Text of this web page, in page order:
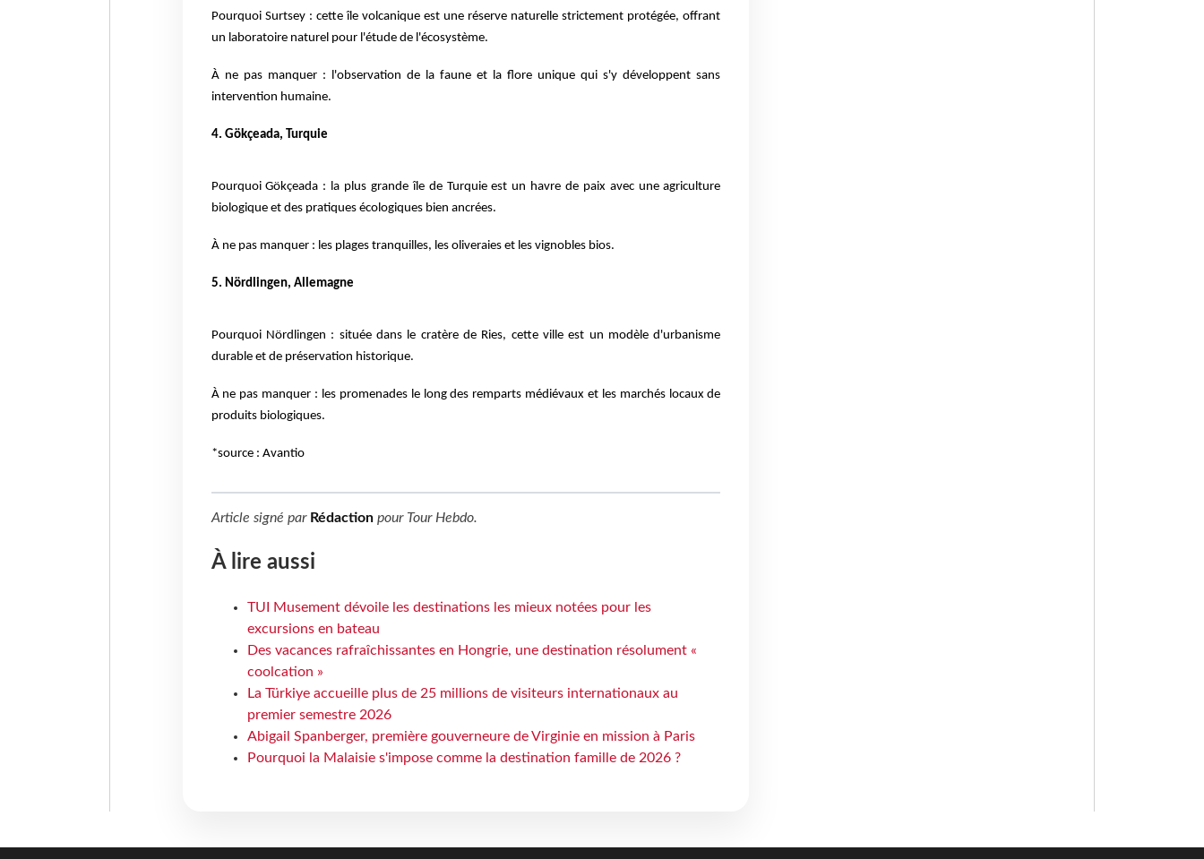
Pourquoi Surtsey : cette île volcanique est une réserve naturelle strictement protégée, offrant
un laboratoire naturel pour l'étude de l'écosystème.
À ne pas manquer : l'observation de la faune et la flore unique qui s'y développent sans
intervention humaine.
4. Gökçeada, Turquie
Pourquoi Gökçeada : la plus grande île de Turquie est un havre de paix avec une agriculture
biologique et des pratiques écologiques bien ancrées.
À ne pas manquer : les plages tranquilles, les oliveraies et les vignobles bios.
5. Nördlingen, Allemagne
Pourquoi Nördlingen : située dans le cratère de Ries, cette ville est un modèle d'urbanisme
durable et de préservation historique.
À ne pas manquer : les promenades le long des remparts médiévaux et les marchés locaux de
produits biologiques.
*source : Avantio
Article signé par Rédactionpour Tour Hebdo.
À lire aussi
TUI Musement dévoile les destinations les mieux notées pour les
excursions en bateau
Des vacances rafraîchissantes en Hongrie, une destination résolument «
coolcation »
La Türkiye accueille plus de 25 millions de visiteurs internationaux au
premier semestre 2026
Abigail Spanberger, première gouverneure de Virginie en mission à Paris
Pourquoi la Malaisie s'impose comme la destination famille de 2026 ?